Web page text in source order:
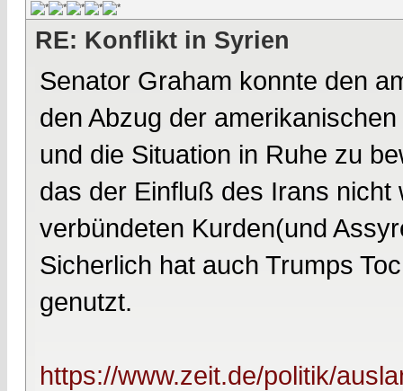
RE: Konflikt in Syrien
Senator Graham konnte den
den Abzug der
und die Situation in Ruhe zu
das der Einfluß des Irans
verbündeten Kurden(und
Sicherlich hat auch Trumps
genutzt.
https://www.zeit.de/politik/